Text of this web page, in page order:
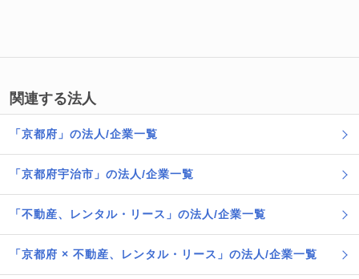
関連する法人
「京都府」の法人/企業一覧
「京都府宇治市」の法人/企業一覧
「不動産、レンタル・リース」の法人/企業一覧
「京都府 × 不動産、レンタル・リース」の法人/企業一覧